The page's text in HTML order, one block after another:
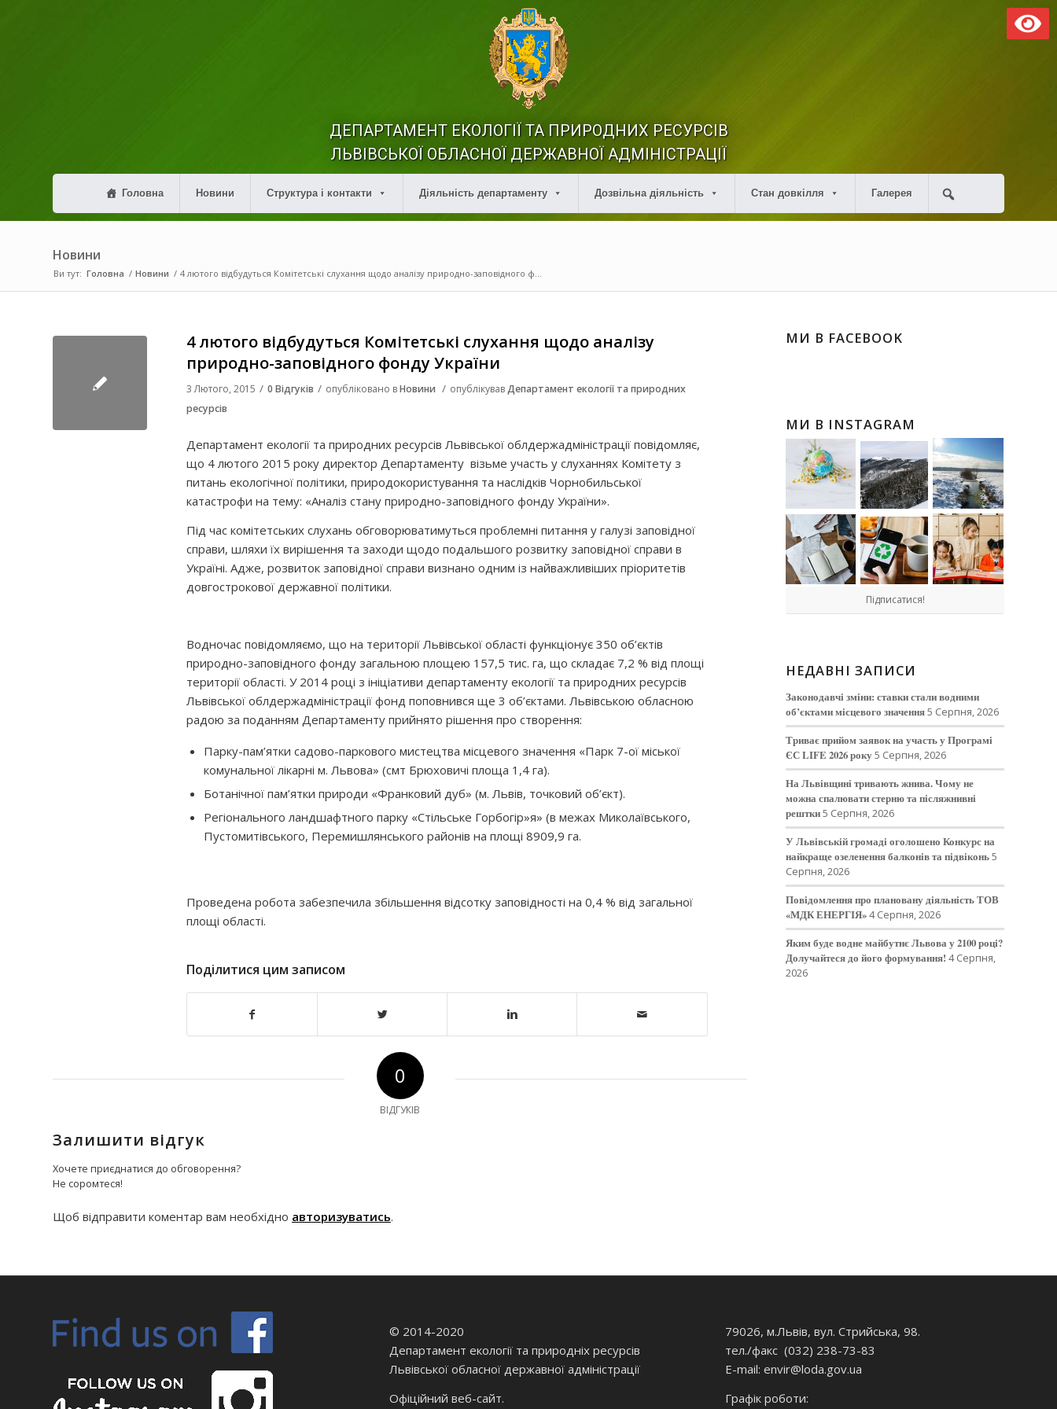
ДЕПАРТАМЕНТ ЕКОЛОГІЇ ТА ПРИРОДНИХ РЕСУРСІВ
ЛЬВІВСЬКОЇ ОБЛАСНОЇ ДЕРЖАВНОЇ АДМІНІСТРАЦІЇ
Головна Новини Структура і контакти Діяльність департаменту Дозвільна діяльність Стан довкілля Галерея
Новини
Ви тут: Головна / Новини / 4 лютого відбудуться Комітетські слухання щодо аналізу природно-заповідного ф...
4 лютого відбудуться Комітетські слухання щодо аналізу
природно-заповідного фонду України
3 Лютого, 2015 / 0 Відгуків / опубліковано вНовини / опублікувавДепартамент екології та природних
ресурсів
Департамент екології та природних ресурсів Львівської облдержадміністрації повідомляє,
що 4 лютого 2015 року директор Департаменту візьме участь у слуханнях Комітету з
питань екологічної політики, природокористування та наслідків Чорнобильської
катастрофи на тему: «Аналіз стану природно-заповідного фонду України».
Під час комітетських слухань обговорюватимуться проблемні питання у галузі заповідної
справи, шляхи їх вирішення та заходи щодо подальшого розвитку заповідної справи в
Україні. Адже, розвиток заповідної справи визнано одним із найважливіших пріоритетів
довгострокової державної політики.
Водночас повідомляємо, що на території Львівської області функціонує 350 об’єктів
природно-заповідного фонду загальною площею 157,5 тис. га, що складає 7,2 % від площі
території області. У 2014 році з ініціативи департаменту екології та природних ресурсів
Львівської облдержадміністрації фонд поповнився ще 3 об’єктами. Львівською обласною
радою за поданням Департаменту прийнято рішення про створення:
Парку-пам’ятки садово-паркового мистецтва місцевого значення «Парк 7-ої міської
комунальної лікарні м. Львова» (смт Брюховичі площа 1,4 га).
Ботанічної пам’ятки природи «Франковий дуб» (м. Львів, точковий об’єкт).
Регіонального ландшафтного парку «Стільське Горбогір»я» (в межах Миколаївського,
Пустомитівського, Перемишлянського районів на площі 8909,9 га.
Проведена робота забезпечила збільшення відсотку заповідності на 0,4 % від загальної
площі області.
Поділитися цим записом
0
ВІДГУКІВ
Залишити відгук
Хочете приєднатися до обговорення?
Не соромтеся!
Щоб відправити коментар вам необхідно авторизуватись.
МИ В FACEBOOK
МИ В INSTAGRAM
Підписатися!
НЕДАВНІ ЗАПИСИ
Законодавчі зміни: ставки стали водними
об’єктами місцевого значення5 Серпня, 2026
Триває прийом заявок на участь у Програмі
ЄС LIFE 2026 року5 Серпня, 2026
На Львівщині тривають жнива. Чому не
можна спалювати стерню та післяжнивні
рештки5 Серпня, 2026
У Львівській громаді оголошено Конкурс на
найкраще озеленення балконів та підвіконь5
Серпня, 2026
Повідомлення про плановану діяльність ТОВ
«МДК ЕНЕРГІЯ»4 Серпня, 2026
Яким буде водне майбутнє Львова у 2100 році?
Долучайтеся до його формування! 4 Серпня,
2026
© 2014-2020
Департамент екології та природніх ресурсів
Львівської обласної державної адміністрації
Офіційний веб-сайт.
79026, м.Львів, вул. Стрийська, 98.
тел./факс (032) 238-73-83
E-mail: envir@loda.gov.ua
Графік роботи: